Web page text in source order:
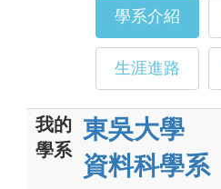
學系介紹
生涯進路
我的
學系
東吳大學
資料科學系